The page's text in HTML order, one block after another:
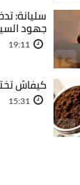
سليانة:
جهود
19:11
كيفاش
15:31